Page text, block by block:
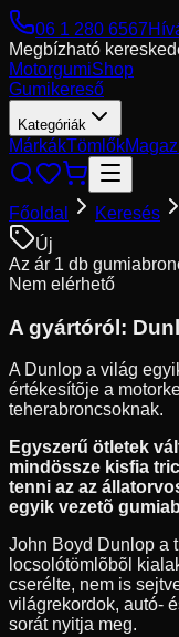
06 1 280 6567
Megbízható
MotorgumiShop
Gumikereső
Kategóriák
MárkákTömlők
Főoldal Keresés
Új
Az ár 1 db
Nem elérhető
A gyártóról:
A Dunlop a világ
értékesítõje a
teherabroncsoknak.
Egyszerű ötletek
mindössze kisfia
tenni az az
egyik vezetõ
John Boyd Dunlop a
locsolótömlõbõl
cserélte, nem is
világrekordok, autó-
sorát nyitja meg.